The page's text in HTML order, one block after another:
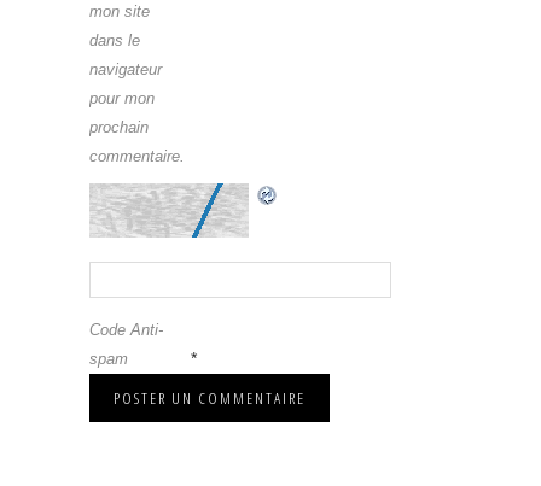
mon site
dans le
navigateur
pour mon
prochain
commentaire.
Code Anti-
spam
*